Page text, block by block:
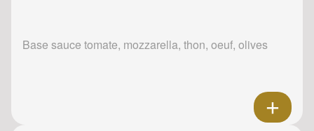
Base sauce tomate, mozzarella, thon, oeuf, olives